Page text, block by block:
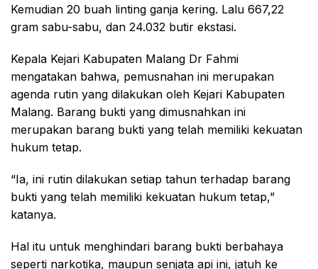
Kemudian 20 buah linting ganja kering. Lalu 667,22
gram sabu-sabu, dan 24.032 butir ekstasi.
Kepala Kejari Kabupaten Malang Dr Fahmi
mengatakan bahwa, pemusnahan ini merupakan
agenda rutin yang dilakukan oleh Kejari Kabupaten
Malang. Barang bukti yang dimusnahkan ini
merupakan barang bukti yang telah memiliki kekuatan
hukum tetap.
“Ia, ini rutin dilakukan setiap tahun terhadap barang
bukti yang telah memiliki kekuatan hukum tetap,”
katanya.
Hal itu untuk menghindari barang bukti berbahaya
seperti narkotika, maupun senjata api ini, jatuh ke